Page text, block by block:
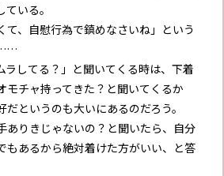
いる。
て、自慰行為で鎮めなさいね」という
……
ラしてる？」と聞いてくる時は、下着
モチャ持ってきた？と聞いてくるか
というのも大いにあるのだろう。
ありきじゃないの？と聞いたら、自分
もあるから絶対着けた方がいい、と答